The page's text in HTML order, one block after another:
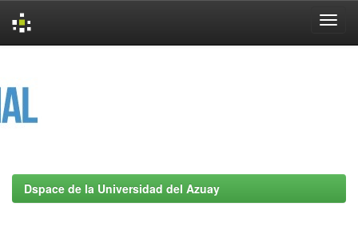
Dspace de la Universidad del Azuay